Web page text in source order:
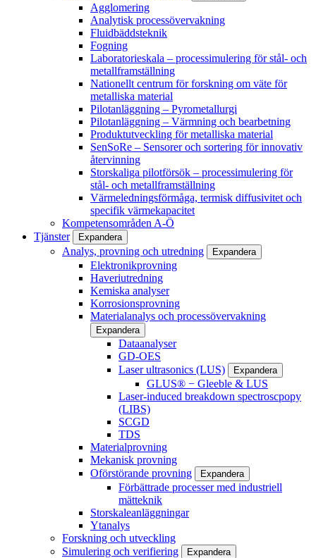
Agglomering
Analytisk processövervakning
Fluidbäddsteknik
Fogning
Laboratorieskala – processimulering för stål- och
metallframställning
Nationellt centrum för forskning om väte för
metalliska material
Pilotanläggning – Pyrometallurgi
Pilotanläggning – Värmning och bearbetning
Produktutveckling för metalliska material
SenSoRe – Sensorer och sortering för innovativ
återvinning
Storskaliga pilotförsök – processimulering för
stål- och metallframställning
Värmeledningsförmåga, termisk diffusivitet och
specifik värmekapacitet
Kompetensområden A-Ö
Tjänster
Expandera
Analys, provning och utredning Expandera
Elektronikprovning
Haveriutredning
Kemiska analyser
Korrosionsprovning
Materialanalys och processövervakning
Expandera
Dataanalyser
GD-OES
Laser ultrasonics (LUS)
Expandera
GLUS® − Gleeble & LUS
Laser-induced breakdown spectroscpopy
(LIBS)
SCGD
TDS
Materialprovning
Mekanisk provning
Oförstörande provning
Expandera
Förbättrade processer med industriell
mätteknik
Storskaleanläggningar
Ytanalys
Forskning och utveckling
Simulering och verifiering
Expandera